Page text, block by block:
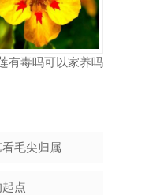
有毒吗可以家养吗
毛尖归属
点